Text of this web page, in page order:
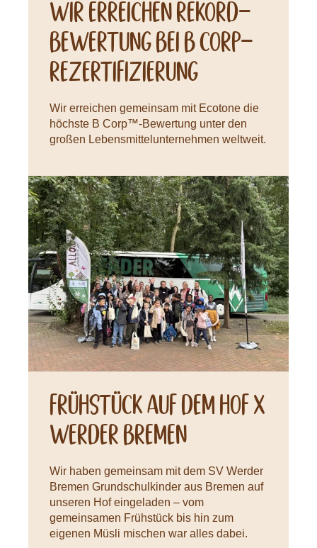
Wir erreichen Rekord-
Bewertung bei B CORP-
Rezertifizierung
Wir erreichen gemeinsam mit Ecotone die
höchste B Corp™-Bewertung unter den
großen Lebensmittelunternehmen weltweit.
Neuigkeiten
Frühstück auf dem Hof X
Werder Bremen
Wir haben gemeinsam mit dem SV Werder
Bremen Grundschulkinder aus Bremen auf
unseren Hof eingeladen – vom
gemeinsamen Frühstück bis hin zum
eigenen Müsli mischen war alles dabei.